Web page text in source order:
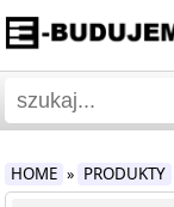
HOME » PRODUKTY